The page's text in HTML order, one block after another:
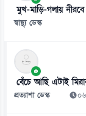
পাসওয়ার্ড নয় এখন
০৬ আগস্ট
৮
ভিনিসিয়ুসকে
০৬ আগস্ট
মুখ-মাড়ি-গলায়
স্বাস্থ্য ডেস্ক
বেঁচে আছি এটাই
প্রত্যাশা ডেস্ক